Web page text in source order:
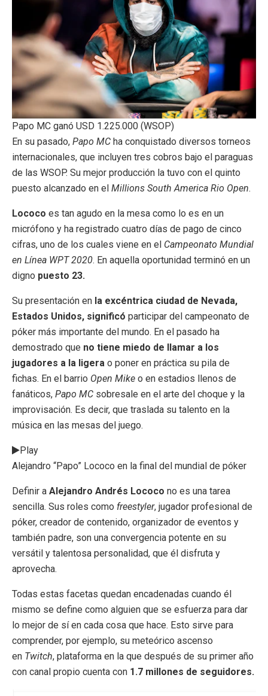
Papo MC ganó USD 1.225.000 (WSOP)
En su pasado, Papo MC ha conquistado diversos torneos
internacionales, que incluyen tres cobros bajo el paraguas
de las WSOP. Su mejor producción la tuvo con el quinto
puesto alcanzado en el Millions South America Rio Open.
Lococo es tan agudo en la mesa como lo es en un
micrófono y ha registrado cuatro días de pago de cinco
cifras, uno de los cuales viene en el Campeonato Mundial
en Línea WPT 2020. En aquella oportunidad terminó en un
digno puesto 23.
Su presentación en la excéntrica ciudad de Nevada,
Estados Unidos, significó participar del campeonato de
póker más importante del mundo. En el pasado ha
demostrado que no tiene miedo de llamar a los
jugadores a la ligera o poner en práctica su pila de
fichas. En el barrio Open Mike o en estadios llenos de
fanáticos, Papo MC sobresale en el arte del choque y la
improvisación. Es decir, que traslada su talento en la
música en las mesas del juego.
Play
Alejandro “Papo” Lococo en la final del mundial de póker
Definir a Alejandro Andrés Lococo no es una tarea
sencilla. Sus roles como freestyler, jugador profesional de
póker, creador de contenido, organizador de eventos y
también padre, son una convergencia potente en su
versátil y talentosa personalidad, que él disfruta y
aprovecha.
Todas estas facetas quedan encadenadas cuando él
mismo se define como alguien que se esfuerza para dar
lo mejor de sí en cada cosa que hace. Esto sirve para
comprender, por ejemplo, su meteórico ascenso
en Twitch, plataforma en la que después de su primer año
con canal propio cuenta con 1.7 millones de seguidores.